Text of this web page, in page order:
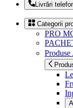
Livrări
Categorii
PRO